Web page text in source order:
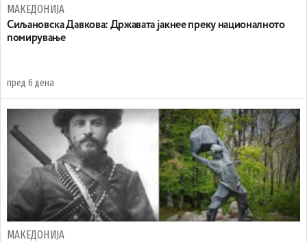
МАКЕДОНИЈА
Сиљановска Давкова: Државата јакнее преку националното
помирување
пред 6 дена
МАКЕДОНИЈА